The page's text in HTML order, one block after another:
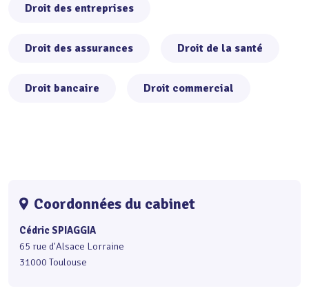
Droit des entreprises
Droit des assurances Droit de la santé
Droit bancaire Droit commercial
Coordonnées du cabinet
Cédric SPIAGGIA
65 rue d'Alsace Lorraine
31000 Toulouse